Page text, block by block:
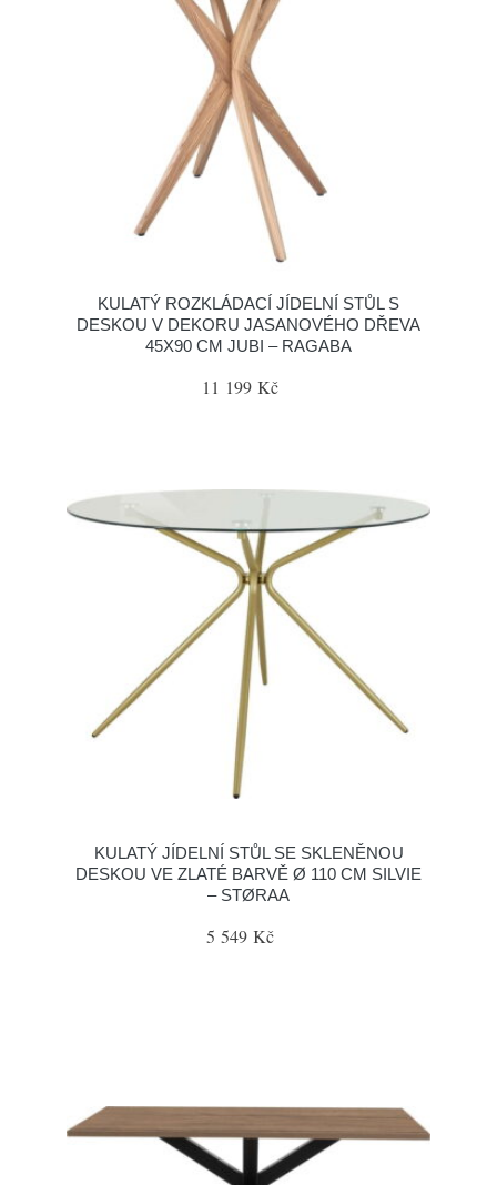
KULATÝ ROZKLÁDACÍ JÍDELNÍ STŮL S
DESKOU V DEKORU JASANOVÉHO DŘEVA
45X90 CM JUBI – RAGABA
11 199 Kč
KULATÝ JÍDELNÍ STŮL SE SKLENĚNOU
DESKOU VE ZLATÉ BARVĚ Ø 110 CM SILVIE
– STØRAA
5 549 Kč